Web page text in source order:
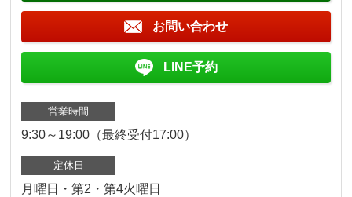
お問い合わせ
LINE予約
営業時間
9:30～19:00（最終受付17:00）
定休日
月曜日・第2・第4火曜日